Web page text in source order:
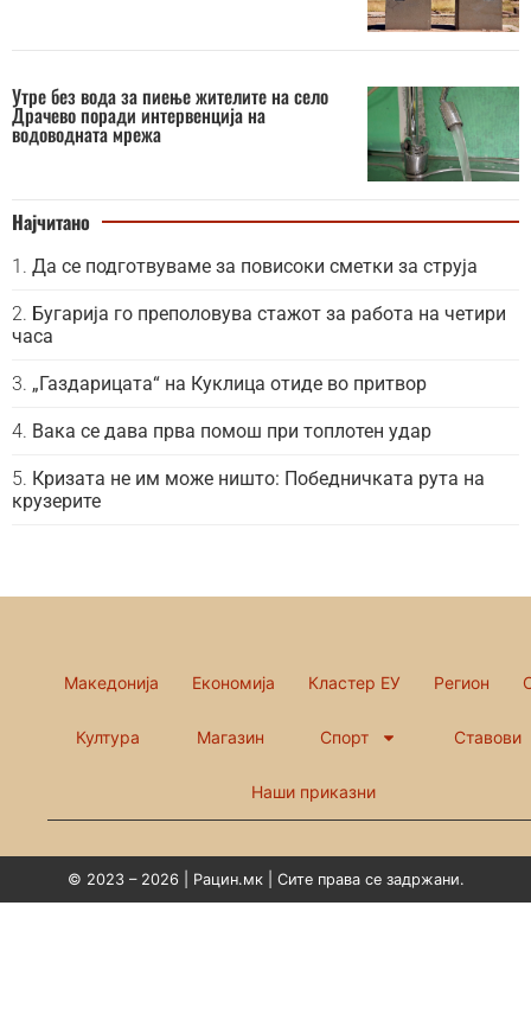
Утре без вода за пиење жителите на село
Драчево поради интервенција на
водоводната мрежа
Најчитано
Да се подготвуваме за повисоки сметки за струја
Бугарија го преполовува стажот за работа на четири
часа
„Газдарицата“ на Куклица отиде во притвор
Вака се дава прва помош при топлотен удар
Кризата не им може ништо: Победничката рута на
крузерите
Македонија Економија Кластер ЕУ Регион
Култура Магазин Спорт Ставови
Наши приказни
© 2023 – 2026 | Рацин.мк | Сите права се задржани.